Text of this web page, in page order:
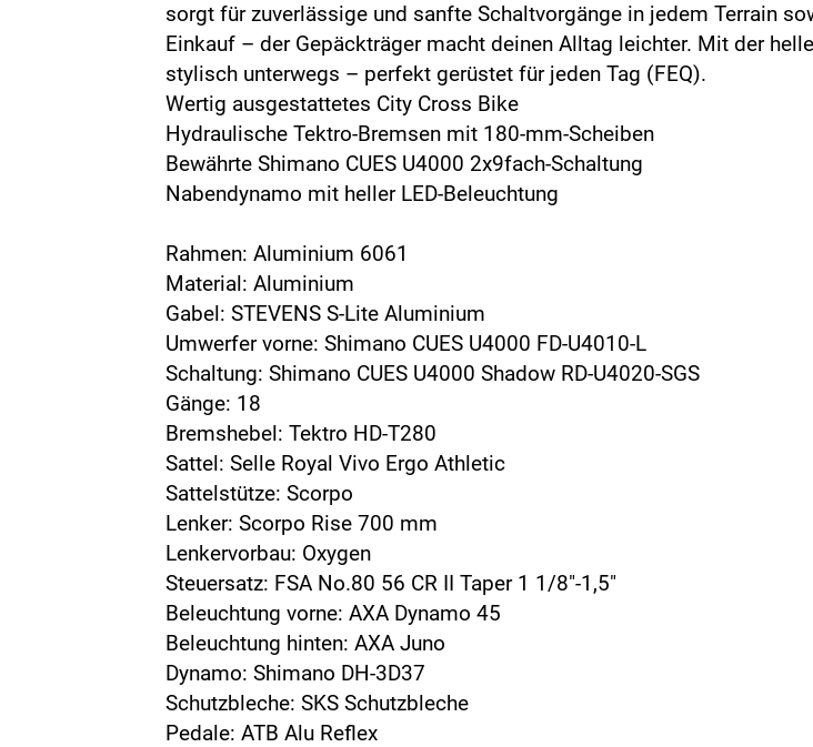
sorgt für zuverlässige und sanfte Schaltvorgänge in jedem Terrain
Einkauf – der Gepäckträger macht deinen Alltag leichter. Mit der
stylisch unterwegs – perfekt gerüstet für jeden Tag (FEQ).
Wertig ausgestattetes City Cross Bike
Hydraulische Tektro-Bremsen mit 180-mm-Scheiben
Bewährte Shimano CUES U4000 2x9fach-Schaltung
Nabendynamo mit heller LED-Beleuchtung
Rahmen: Aluminium 6061
Material: Aluminium
Gabel: STEVENS S-Lite Aluminium
Umwerfer vorne: Shimano CUES U4000 FD-U4010-L
Schaltung: Shimano CUES U4000 Shadow RD-U4020-SGS
Gänge: 18
Bremshebel: Tektro HD-T280
Sattel: Selle Royal Vivo Ergo Athletic
Sattelstütze: Scorpo
Lenker: Scorpo Rise 700 mm
Lenkervorbau: Oxygen
Steuersatz: FSA No.80 56 CR II Taper 1 1/8"-1,5"
Beleuchtung vorne: AXA Dynamo 45
Beleuchtung hinten: AXA Juno
Dynamo: Shimano DH-3D37
Schutzbleche: SKS Schutzbleche
Pedale: ATB Alu Reflex